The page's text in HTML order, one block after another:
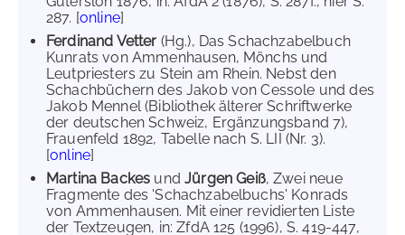
287. [online]
Ferdinand Vetter (Hg.), Das Schachzabelbuch
Kunrats von Ammenhausen, Mönchs und
Leutpriesters zu Stein am Rhein. Nebst den
Schachbüchern des Jakob von Cessole und des
Jakob Mennel (Bibliothek älterer Schriftwerke
der deutschen Schweiz, Ergänzungsband 7),
Frauenfeld 1892, Tabelle nach S. LII (Nr. 3).
[online]
Martina Backes undJürgen Geiß, Zwei neue
Fragmente des 'Schachzabelbuchs' Konrads
von Ammenhausen. Mit einer revidierten Liste
der Textzeugen, in: ZfdA 125 (1996), S. 419-447,